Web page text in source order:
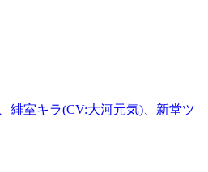
緋室キラ(CV:大河元気)、新堂ツ